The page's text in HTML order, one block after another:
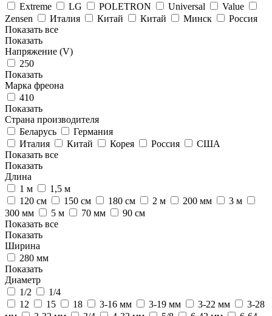
Extreme
LG POLETRON Universal
Value
Zensen
Италия Китай Китай Минск
Россия
Показать все
Показать
Напряжение (V)
250
Показать
Марка фреона
410
Показать
Страна производителя
Беларусь
Германия
Италия
Китай Корея Россия
США
Показать все
Показать
Длина
1 м
1,5 м
120 см
150 см 180 см 2 м 200 мм
3 м
300 мм
5 м 70 мм
90 см
Показать все
Показать
Ширина
280 мм
Показать
Диаметр
1/2
1/4
12
15 18 3-16 мм 3-19 мм 3-22 мм
3-28